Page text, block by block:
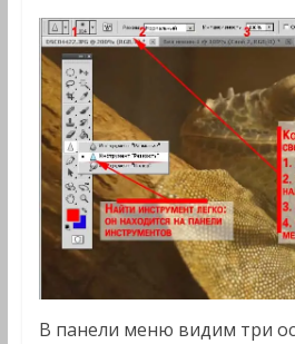
В панели меню видим три